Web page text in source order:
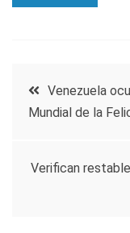
entradas
Venezuela
Mundial de la
Verifican